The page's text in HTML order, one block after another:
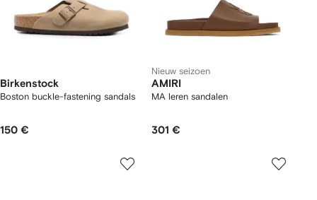
Birkenstock
Boston buckle-fastening sandals
150 €
Nieuw seizoen
AMIRI
MA leren sandalen
301 €